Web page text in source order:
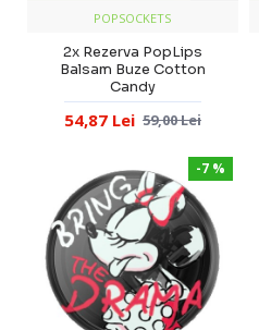
POPSOCKETS
2x Rezerva PopLips
Balsam Buze Cotton
Candy
54,87 Lei 59,00 Lei
-7 %